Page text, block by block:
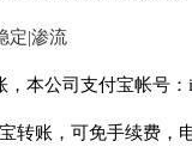
本公司支付宝帐号：
转账，可免手续费，